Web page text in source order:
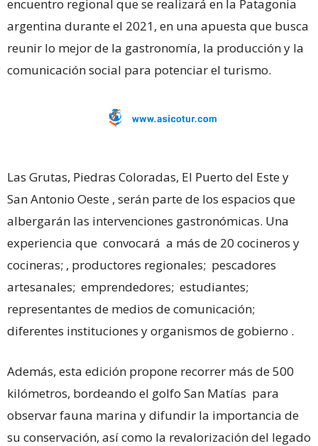
encuentro regional que se realizará en la Patagonia
argentina durante el 2021, en una apuesta que busca
reunir lo mejor de la gastronomía, la producción y la
comunicación social para potenciar el turismo.
Las Grutas, Piedras Coloradas, El Puerto del Este y
San Antonio Oeste , serán parte de los espacios que
albergarán las intervenciones gastronómicas. Una
experiencia que convocará a más de 20 cocineros y
cocineras; , productores regionales; pescadores
artesanales; emprendedores; estudiantes;
representantes de medios de comunicación;
diferentes instituciones y organismos de gobierno .
Además, esta edición propone recorrer más de 500
kilómetros, bordeando el golfo San Matías para
observar fauna marina y difundir la importancia de
su conservación, así como la revalorización del legado